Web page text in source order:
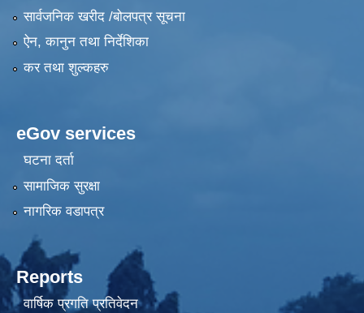
सार्वजनिक खरीद /बोलपत्र सूचना
ऐन, कानुन तथा निर्देशिका
कर तथा शुल्कहरु
eGov services
घटना दर्ता
सामाजिक सुरक्षा
नागरिक वडापत्र
Reports
वार्षिक प्रगति प्रतिवेदन